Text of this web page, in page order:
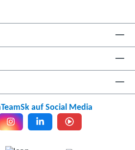
auf Social Media